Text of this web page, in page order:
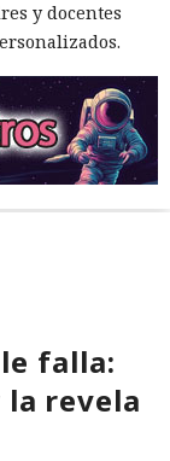
y docentes
falla:
revela